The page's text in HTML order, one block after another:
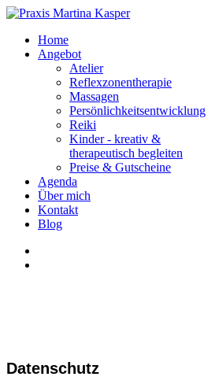
Home
Angebot
Atelier
Reflexzonentherapie
Massagen
Persönlichkeitsentwicklung
Reiki
Kinder - kreativ &
therapeutisch begleiten
Preise & Gutscheine
Agenda
Über mich
Kontakt
Blog
Datenschutz